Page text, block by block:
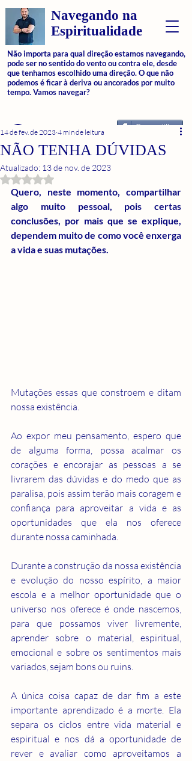
Navegando na
Espiritualidade
Não importa para qual direção estamos navegando,
pode ser no sentido do vento ou contra ele, desde
que tenhamos escolhido uma direção. O que não
podemos é ficar à deriva ou ancorados por muito
tempo. Vamos navegar?
Login Compartilhar
NÃO TENHA DÚVIDAS
14 de fev. de 2023 4 min de leitura
Atualizado: 13 de nov. de 2023
Avaliado com NaN de 5 estrelas.
Quero, neste momento, compartilhar
algo muito pessoal, pois certas
conclusões, por mais que se explique,
dependem muito de como você enxerga
a vida e suas mutações.
Mutações essas que constroem e ditam
nossa existência.
Ao expor meu pensamento, espero que
de alguma forma, possa acalmar os
corações e encorajar as pessoas a se
livrarem das dúvidas e do medo que as
paralisa, pois assim terão mais coragem e
confiança para aproveitar a vida e as
oportunidades que ela nos oferece
durante nossa caminhada.
Durante a construção da nossa existência
e evolução do nosso espírito, a maior
escola e a melhor oportunidade que o
universo nos oferece é onde nascemos,
para que possamos viver livremente,
aprender sobre o material, espiritual,
emocional e sobre os sentimentos mais
variados, sejam bons ou ruins.
A única coisa capaz de dar fim a este
importante aprendizado é a morte. Ela
separa os ciclos entre vida material e
espiritual e nos dá a oportunidade de
rever e avaliar como aproveitamos a